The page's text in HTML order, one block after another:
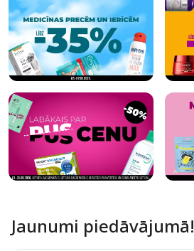
Jaunumi piedāvājumā!